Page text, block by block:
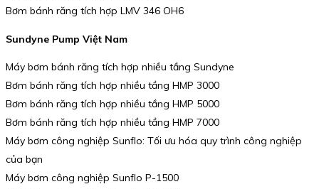
Bơm bánh răng tích hợp LMV 346 OH6
Sundyne Pump Việt Nam
Máy bơm bánh răng tích hợp nhiều tầng Sundyne
Bơm bánh răng tích hợp nhiều tầng HMP 3000
Bơm bánh răng tích hợp nhiều tầng HMP 5000
Bơm bánh răng tích hợp nhiều tầng HMP 7000
Máy bơm công nghiệp Sunflo: Tối ưu hóa quy trình công nghiệp
của bạn
Máy bơm công nghiệp Sunflo P-1500